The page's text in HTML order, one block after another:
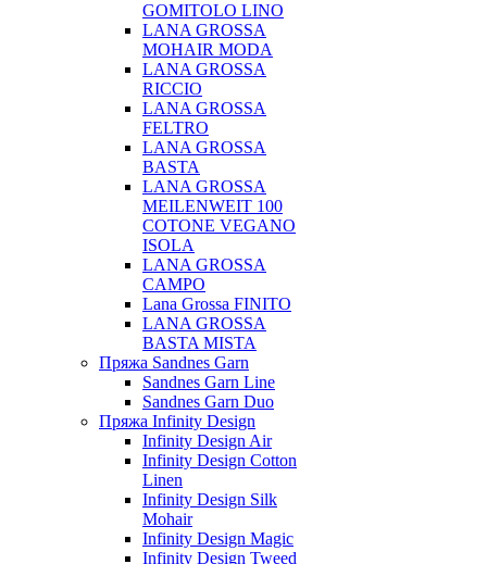
GOMITOLO LINO
LANA GROSSA
MOHAIR MODA
LANA GROSSA
RICCIO
LANA GROSSA
FELTRO
LANA GROSSA
BASTA
LANA GROSSA
MEILENWEIT 100
COTONE VEGANO
ISOLA
LANA GROSSA
CAMPO
Lana Grossa FINITO
LANA GROSSA
BASTA MISTA
Пряжа Sandnes Garn
Sandnes Garn Line
Sandnes Garn Duo
Пряжа Infinity Design
Infinity Design Air
Infinity Design Cotton
Linen
Infinity Design Silk
Mohair
Infinity Design Magic
Infinity Design Tweed